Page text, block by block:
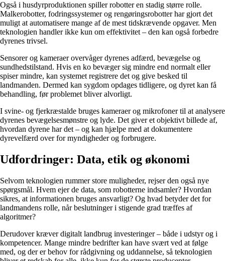
Også i husdyrproduktionen spiller robotter en stadig større rolle.
Malkerobotter, fodringssystemer og rengøringsrobotter har gjort det
muligt at automatisere mange af de mest tidskrævende opgaver. Men
teknologien handler ikke kun om effektivitet – den kan også forbedre
dyrenes trivsel.
Sensorer og kameraer overvåger dyrenes adfærd, bevægelse og
sundhedstilstand. Hvis en ko bevæger sig mindre end normalt eller
spiser mindre, kan systemet registrere det og give besked til
landmanden. Dermed kan sygdom opdages tidligere, og dyret kan få
behandling, før problemet bliver alvorligt.
I svine- og fjerkræstalde bruges kameraer og mikrofoner til at analysere
dyrenes bevægelsesmønstre og lyde. Det giver et objektivt billede af,
hvordan dyrene har det – og kan hjælpe med at dokumentere
dyrevelfærd over for myndigheder og forbrugere.
Udfordringer: Data, etik og økonomi
Selvom teknologien rummer store muligheder, rejser den også nye
spørgsmål. Hvem ejer de data, som robotterne indsamler? Hvordan
sikres, at informationen bruges ansvarligt? Og hvad betyder det for
landmandens rolle, når beslutninger i stigende grad træffes af
algoritmer?
Derudover kræver digitalt landbrug investeringer – både i udstyr og i
kompetencer. Mange mindre bedrifter kan have svært ved at følge
med, og der er behov for rådgivning og uddannelse, så teknologien